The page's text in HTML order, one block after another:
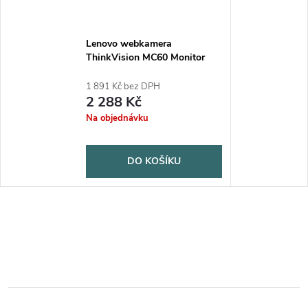
Lenovo webkamera
ThinkVision MC60 Monitor
1 891 Kč bez DPH
2 288 Kč
Na objednávku
DO KOŠÍKU